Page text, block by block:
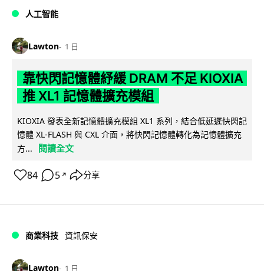
人工智能
Lawton 1 日
靠快閃記憶體紓緩 DRAM 不足 KIOXIA
推 XL1 記憶體擴充模組
KIOXIA 發表全新記憶體擴充模組 XL1 系列，結合低延遲快閃記
憶體 XL-FLASH 與 CXL 介面，將快閃記憶體轉化為記憶體擴充
方...
閱讀全文
84 5 ↗ 分享
商業科技 資訊保安
Lawton 1 日